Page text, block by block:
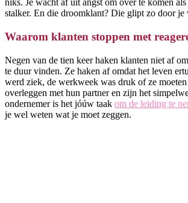
niks. Je wacht af uit angst om over te komen
stalker. En die droomklant? Die glipt zo door je
Waarom klanten stoppen met
Negen van de tien keer haken klanten niet af
te duur vinden. Ze haken af omdat het leven
werd ziek, de werkweek was druk of ze moeten
overleggen met hun partner en zijn het
ondernemer is het jóúw taak om de leiding te
je wel weten wat je moet zeggen.